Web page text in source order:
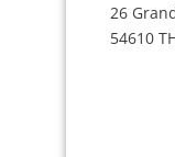
26
54610